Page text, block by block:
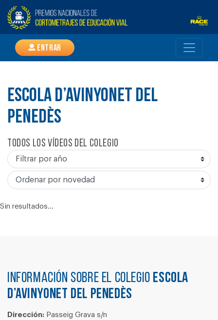
Entrar
ESCOLA D’AVINYONET DEL
PENEDÈS
Todos los vídeos del colegio
Sin resultados...
Información sobre el colegio ESCOLA
D’AVINYONET DEL PENEDÈS
Dirección: Passeig Grava s/n